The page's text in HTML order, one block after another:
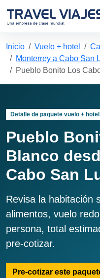
Inicio Vuelo + hotel
Monterrey a Cabo San
Pueblo Bonito Los
Detalle de paquete vuelo + hotel
Pueblo
Blanco
Cabo San
Revisa la habitación
alimentos, vuelo
persona, total
pre-cotizar.
Pre-cotizar este